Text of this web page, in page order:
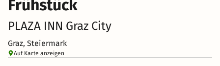
Frühstück
PLAZA INN Graz City
Graz, Steiermark
Auf Karte anzeigen